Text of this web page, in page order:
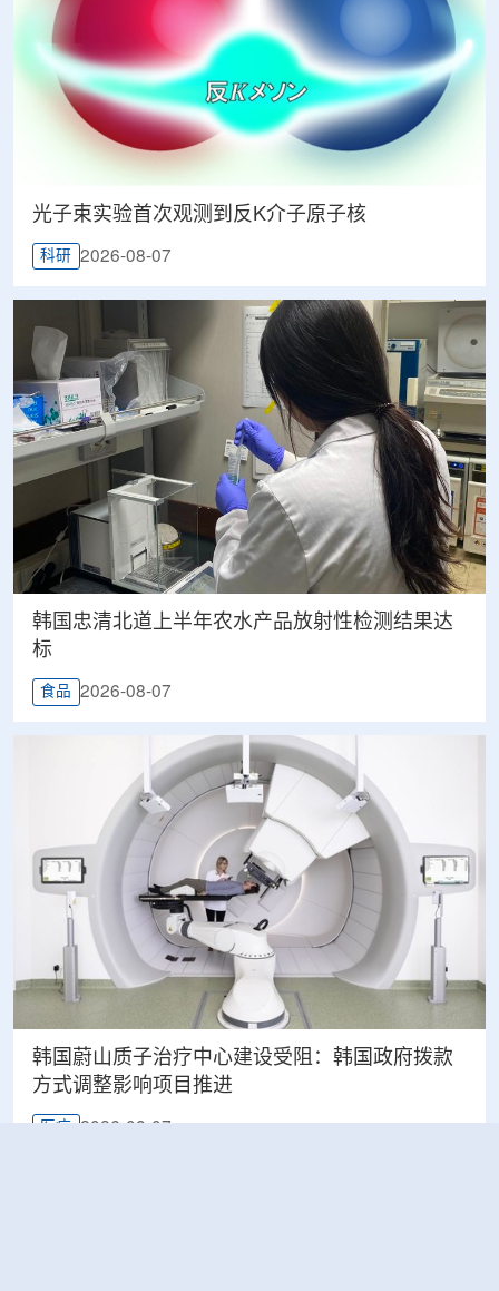
光子束实验首次观测到反K介子原子核
科研 2026-08-07
韩国忠清北道上半年农水产品放射性检测结果达
标
食品 2026-08-07
韩国蔚山质子治疗中心建设受阻：韩国政府拨款
方式调整影响项目推进
医疗 2026-08-07